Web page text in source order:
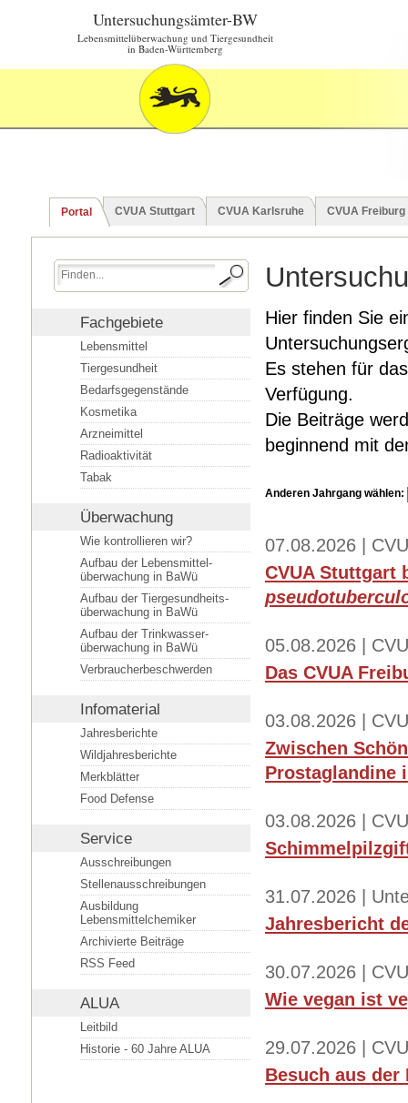
Untersuchungsämter-BW
Lebensmittelüberwachung und Tiergesundheit
in Baden-Württemberg
Portal CVUA Stuttgart CVUA Karlsruhe CVUA Freiburg
Fachgebiete
Lebensmittel
Tiergesundheit
Bedarfsgegenstände
Kosmetika
Arzneimittel
Radioaktivität
Tabak
Überwachung
Wie kontrollieren wir?
Aufbau der Lebensmittel­
überwachung in BaWü
Aufbau der Tiergesundheits­
überwachung in BaWü
Aufbau der Trinkwasser­
überwachung in BaWü
Verbraucherbeschwerden
Infomaterial
Jahresberichte
Wildjahresberichte
Merkblätter
Food Defense
Service
Ausschreibungen
Stellenausschreibungen
Ausbildung
Lebensmittelchemiker
Archivierte Beiträge
RSS Feed
ALUA
Leitbild
Historie - 60 Jahre ALUA
Hier finden Sie
Es stehen für
Verfügung.
Die Beiträge
beginnend mit
Anderen Jahrgang wählen:
07.08.2026 |
CVUA
05.08.2026 |
Das CVUA
03.08.2026 |
Zwischen
Prostaglandine
03.08.2026 |
31.07.2026 |
Jahresbericht
30.07.2026 |
Wie vegan ist
29.07.2026 |
Besuch aus der